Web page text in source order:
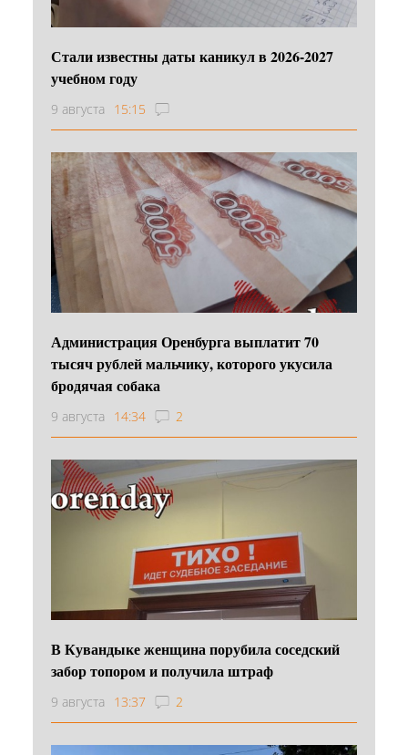
Стали известны даты каникул в 2026-2027
учебном году
9 августа 15:15
Администрация Оренбурга выплатит 70
тысяч рублей мальчику, которого укусила
бродячая собака
9 августа 14:34 2
В Кувандыке женщина порубила соседский
забор топором и получила штраф
9 августа 13:37 2